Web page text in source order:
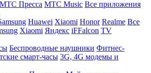
МТС Пресса МТС Music Все приложения
Huawei Xiaomi Honor Realme Все
Xiaomi Яндекс iFFalcon TV
Беспроводные наушники Фитнес-
смарт-часы 3G, 4G модемы и